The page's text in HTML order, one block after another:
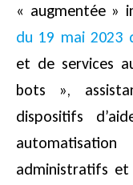
« augmentée »
du 19 mai 2023
et de services
bots »,
dispositifs
administratifs